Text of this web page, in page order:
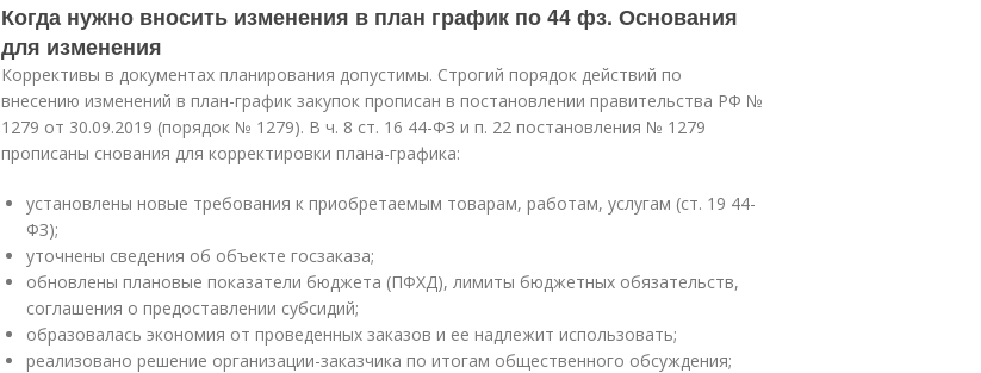
Когда нужно вносить изменения в план график по 44 фз. Основания
для изменения
Коррективы в документах планирования допустимы. Строгий порядок действий по
внесению изменений в план-график закупок прописан в постановлении правительства РФ №
1279 от 30.09.2019 (порядок № 1279). В ч. 8 ст. 16 44-ФЗ и п. 22 постановления № 1279
прописаны снования для корректировки плана-графика:
установлены новые требования к приобретаемым товарам, работам, услугам (ст. 19 44-
ФЗ);
уточнены сведения об объекте госзаказа;
обновлены плановые показатели бюджета (ПФХД), лимиты бюджетных обязательств,
соглашения о предоставлении субсидий;
образовалась экономия от проведенных заказов и ее надлежит использовать;
реализовано решение организации-заказчика по итогам общественного обсуждения;